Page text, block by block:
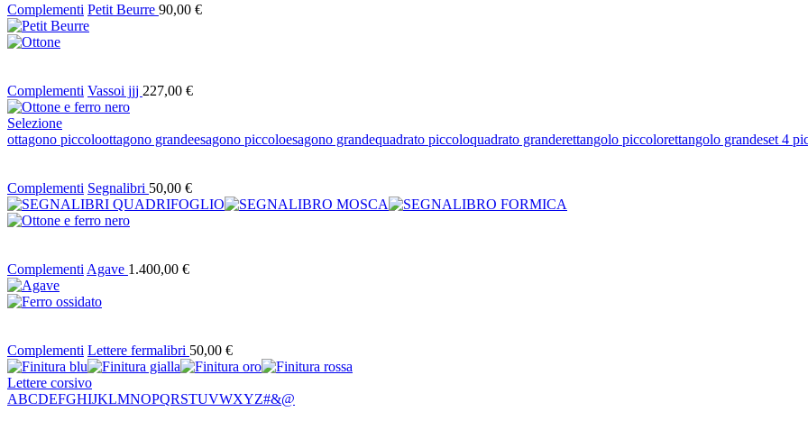
Complementi Petit Beurre 90,00 €
Complementi Vassoi jjj 227,00 €
Selezione
ottagono piccoloottagono grandeesagono piccoloesagono grandequadrato piccoloquadrato granderettangolo piccolorettangolo grandeset 4
Complementi Segnalibri 50,00 €
Complementi Agave 1.400,00 €
Complementi Lettere fermalibri 50,00 €
Lettere corsivo
ABCDEFGHIJKLMNOPQRSTUVWXYZ#&@